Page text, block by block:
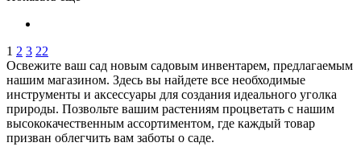
1 2 3 22
Освежите ваш сад новым садовым инвентарем, предлагаемым
нашим магазином. Здесь вы найдете все необходимые
инструменты и аксессуары для создания идеального уголка
природы. Позвольте вашим растениям процветать с нашим
высококачественным ассортиментом, где каждый товар
призван облегчить вам заботы о саде.